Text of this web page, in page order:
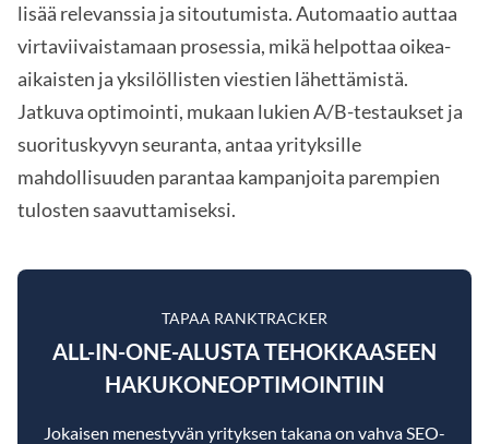
lisää relevanssia ja sitoutumista. Automaatio auttaa
virtaviivaistamaan prosessia, mikä helpottaa oikea-
aikaisten ja yksilöllisten viestien lähettämistä.
Jatkuva optimointi, mukaan lukien A/B-testaukset ja
suorituskyvyn seuranta, antaa yrityksille
mahdollisuuden parantaa kampanjoita parempien
tulosten saavuttamiseksi.
TAPAA RANKTRACKER
ALL-IN-ONE-ALUSTA TEHOKKAASEEN
HAKUKONEOPTIMOINTIIN
Jokaisen menestyvän yrityksen takana on vahva SEO-